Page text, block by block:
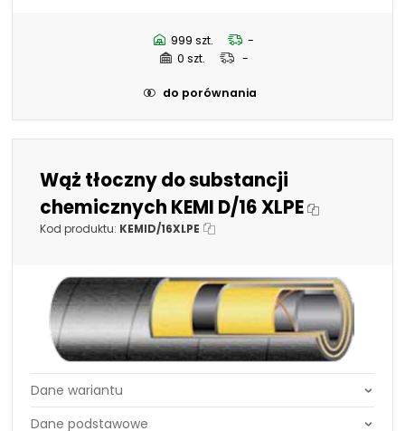
76,2 mm - 3"
101,6 mm - 4"
32 mm - 1.1/4"
999 szt.
-
0 szt.
-
do porównania
Wąż tłoczny do substancji
chemicznych KEMI D/16 XLPE
Kod produktu: KEMID/16XLPE
Średnica DN: